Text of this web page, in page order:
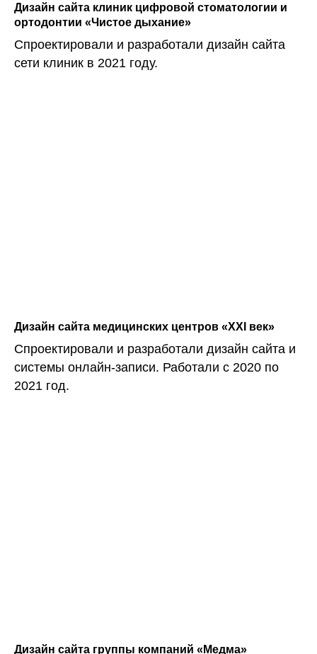
Дизайн сайта клиник цифровой стоматологии и
ортодонтии «Чистое дыхание»
Спроектировали и разработали дизайн сайта
сети клиник в 2021 году.
Дизайн сайта медицинских центров «XXI век»
Спроектировали и разработали дизайн сайта и
системы онлайн-записи. Работали с 2020 по
2021 год.
Дизайн сайта группы компаний «Медма»